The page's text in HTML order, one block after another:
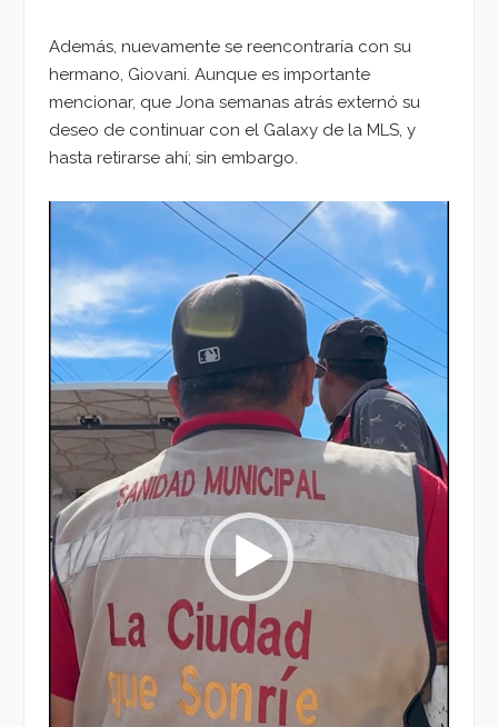
Además, nuevamente se reencontraría con su
hermano, Giovani. Aunque es importante
mencionar, que Jona semanas atrás externó su
deseo de continuar con el Galaxy de la MLS, y
hasta retirarse ahí; sin embargo.
Reproductor
vídeo